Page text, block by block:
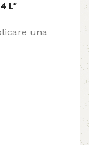
L”
una